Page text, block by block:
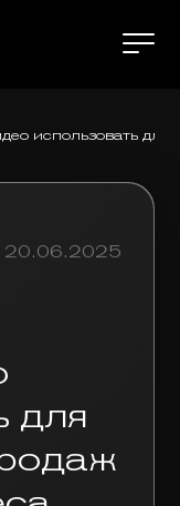
использовать
20.06.2025
для